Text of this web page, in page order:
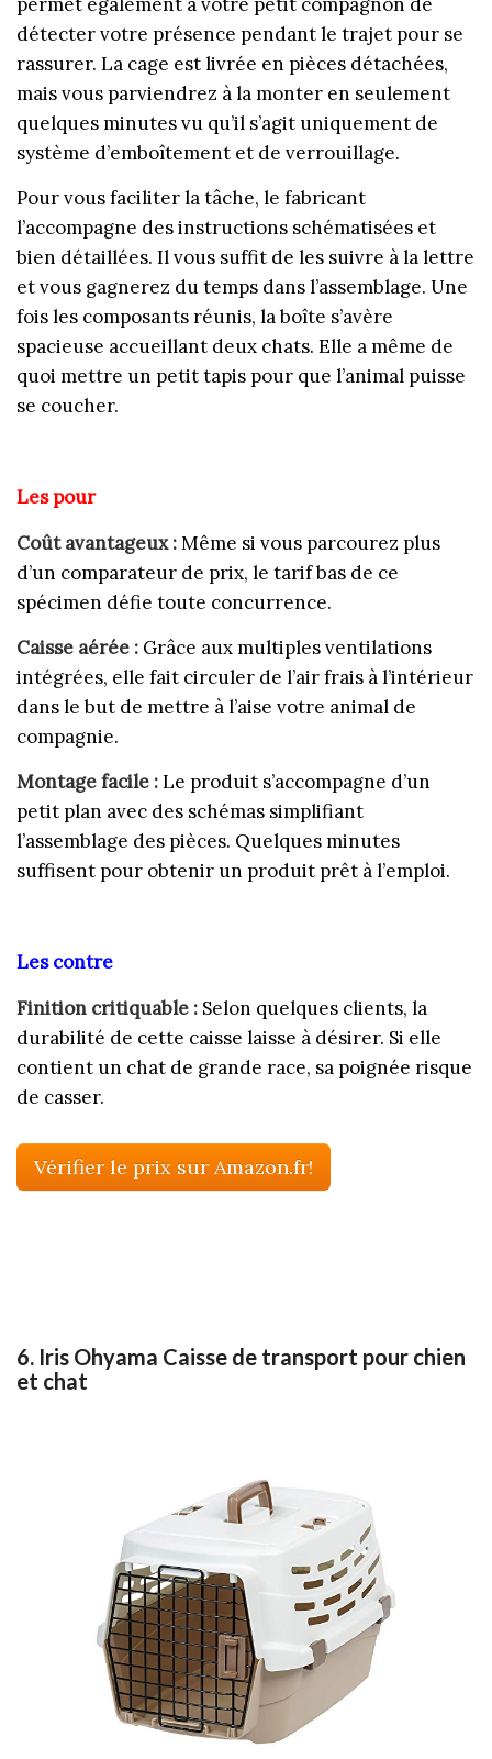
détecter votre présence pendant le trajet pour se
rassurer. La cage est livrée en pièces détachées,
mais vous parviendrez à la monter en seulement
quelques minutes vu qu’il s’agit uniquement de
système d’emboîtement et de verrouillage.
Pour vous faciliter la tâche, le fabricant
l’accompagne des instructions schématisées et
bien détaillées. Il vous suffit de les suivre à la lettre
et vous gagnerez du temps dans l’assemblage. Une
fois les composants réunis, la boîte s’avère
spacieuse accueillant deux chats. Elle a même de
quoi mettre un petit tapis pour que l’animal puisse
se coucher.
Les pour
Coût avantageux :Même si vous parcourez plus
d’un comparateur de prix, le tarif bas de ce
spécimen défie toute concurrence.
Caisse aérée : Grâce aux multiples ventilations
intégrées, elle fait circuler de l’air frais à l’intérieur
dans le but de mettre à l’aise votre animal de
compagnie.
Montage facile :Le produit s’accompagne d’un
petit plan avec des schémas simplifiant
l’assemblage des pièces. Quelques minutes
suffisent pour obtenir un produit prêt à l’emploi.
Les contre
Finition critiquable : Selon quelques clients, la
durabilité de cette caisse laisse à désirer. Si elle
contient un chat de grande race, sa poignée risque
de casser.
Vérifier le prix sur Amazon.fr!
6. Iris Ohyama Caisse de transport pour chien
et chat